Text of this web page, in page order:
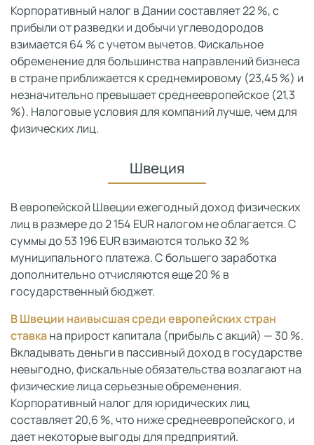
Корпоративный налог в Дании составляет 22 %, с
прибыли от разведки и добычи углеводородов
взимается 64 % с учетом вычетов. Фискальное
обременение для большинства направлений бизнеса
в стране приближается к среднемировому (23,45 %) и
незначительно превышает среднеевропейское (21,3
%). Налоговые условия для компаний лучше, чем для
физических лиц.
Швеция
В европейской Швеции ежегодный доход физических
лиц в размере до 2 154 EUR налогом не облагается. С
суммы до 53 196 EUR взимаются только 32 %
муниципального платежа. С большего заработка
дополнительно отчисляются еще 20 % в
государственный бюджет.
В Швеции наивысшая среди европейских стран
ставкана прирост капитала (прибыль с акций) — 30 %.
Вкладывать деньги в пассивный доход в государстве
невыгодно, фискальные обязательства возлагают на
физические лица серьезные обременения.
Корпоративный налог для юридических лиц
составляет 20,6 %, что ниже среднеевропейского, и
дает некоторые выгоды для предприятий.